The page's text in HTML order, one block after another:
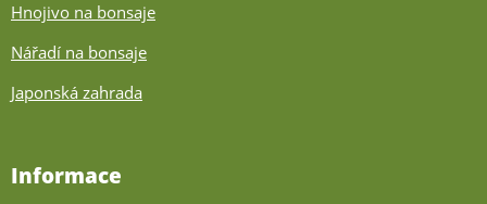
Hnojivo na bonsaje
Nářadí na bonsaje
Japonská zahrada
Informace